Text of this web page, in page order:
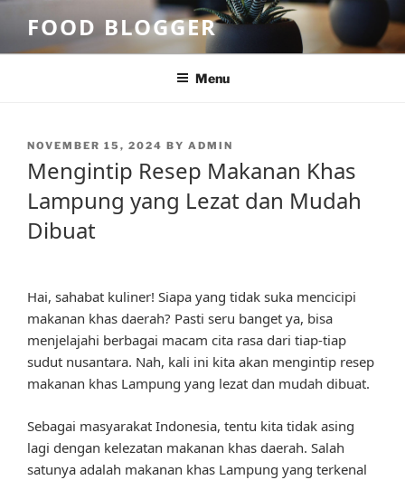
content
FOOD BLOGGER
Menu
POSTED
NOVEMBER 15, 2024 BY ADMIN
Mengintip Resep Makanan Khas
Lampung yang Lezat dan Mudah
Dibuat
Hai, sahabat kuliner! Siapa yang tidak suka mencicipi
makanan khas daerah? Pasti seru banget ya, bisa
menjelajahi berbagai macam cita rasa dari tiap-tiap
sudut nusantara. Nah, kali ini kita akan mengintip resep
makanan khas Lampung yang lezat dan mudah dibuat.
Sebagai masyarakat Indonesia, tentu kita tidak asing
lagi dengan kelezatan makanan khas daerah. Salah
satunya adalah makanan khas Lampung yang terkenal